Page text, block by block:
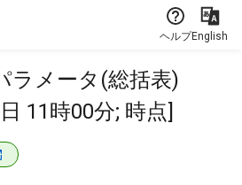
ヘルプEnglish
ラメータ(総括表)
11時00分; 時点]